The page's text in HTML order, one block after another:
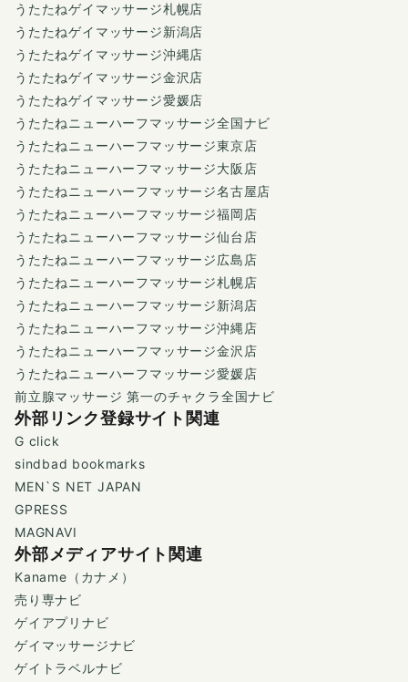
うたたねゲイマッサージ札幌店
うたたねゲイマッサージ新潟店
うたたねゲイマッサージ沖縄店
うたたねゲイマッサージ金沢店
うたたねゲイマッサージ愛媛店
うたたねニューハーフマッサージ全国ナビ
うたたねニューハーフマッサージ東京店
うたたねニューハーフマッサージ大阪店
うたたねニューハーフマッサージ名古屋店
うたたねニューハーフマッサージ福岡店
うたたねニューハーフマッサージ仙台店
うたたねニューハーフマッサージ広島店
うたたねニューハーフマッサージ札幌店
うたたねニューハーフマッサージ新潟店
うたたねニューハーフマッサージ沖縄店
うたたねニューハーフマッサージ金沢店
うたたねニューハーフマッサージ愛媛店
前立腺マッサージ 第一のチャクラ全国ナビ
外部リンク登録サイト関連
G click
sindbad bookmarks
MEN`S NET JAPAN
GPRESS
MAGNAVI
外部メディアサイト関連
Kaname（カナメ）
売り専ナビ
ゲイアプリナビ
ゲイマッサージナビ
ゲイトラベルナビ